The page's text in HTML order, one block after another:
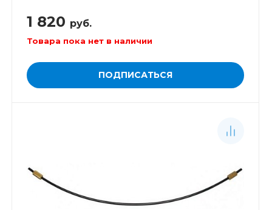
1 820 руб.
Товара пока нет в наличии
ПОДПИСАТЬСЯ